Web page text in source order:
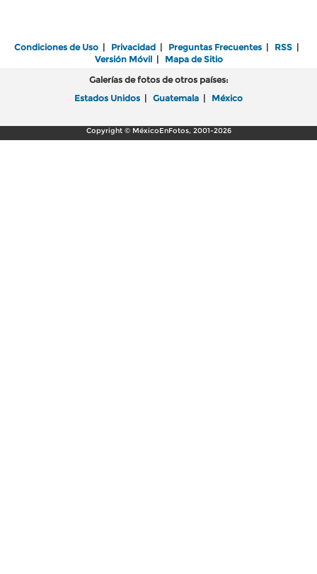
Condiciones de Uso | Privacidad | Preguntas Frecuentes | RSS |
Versión Móvil| Mapa de Sitio
Galerías de fotos de otros países:
Estados Unidos | Guatemala | México
Copyright © MéxicoEnFotos, 2001-2026